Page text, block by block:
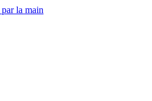
la main